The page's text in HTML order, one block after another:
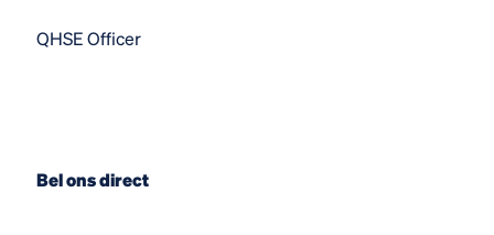
QHSE Officer
Bel ons direct